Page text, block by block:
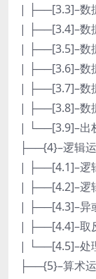
| ├──[3.3]–数
| ├──[3.4]–数
| ├──[3.5]–数
| ├──[3.6]–数
| ├──[3.7]–数
| ├──[3.8]–数
| └──[3.9]–出
├──{4}–逻辑
| ├──[4.1]–逻
| ├──[4.2]–逻
| ├──[4.3]–异
| ├──[4.4]–取
| └──[4.5]–处
├──{5}–算术